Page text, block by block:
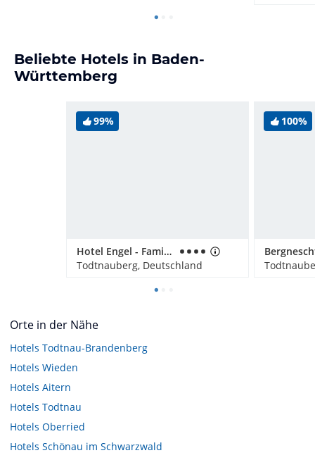
Beliebte Hotels in Baden-
Württemberg
99%
Hotel Engel - Familotel Hochschwarzwald
Todtnauberg, Deutschland
100%
Orte in der Nähe
Hotels Todtnau-Brandenberg
Hotels Wieden
Hotels Aitern
Hotels Todtnau
Hotels Oberried
Hotels Schönau im Schwarzwald